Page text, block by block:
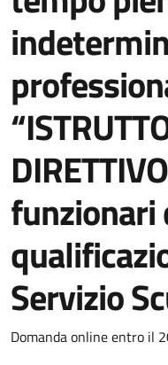
funzionari
Servizio
Dettagli
Domanda online entro il